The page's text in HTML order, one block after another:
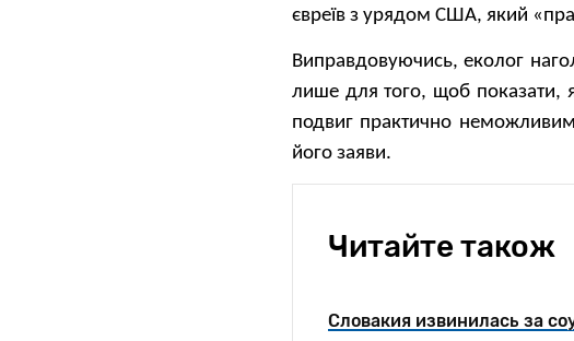
євреїв з урядом США, який
Виправдовуючись, еколог
лише для того, щоб показати,
подвиг практично
його заяви.
Читайте також
Словакия извинилась за